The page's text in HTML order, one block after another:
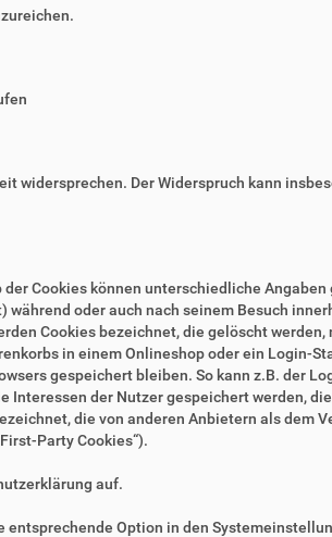
widersprechen. Der Widerspruch kann
Cookies können unterschiedliche
oder auch nach seinem Besuch
Cookies bezeichnet, die gelöscht
in einem Onlineshop oder ein Login-
gespeichert bleiben. So kann z.B. der
Interessen der Nutzer gespeichert werden,
die von anderen Anbietern als dem
Party Cookies“).
auf.
Option in den